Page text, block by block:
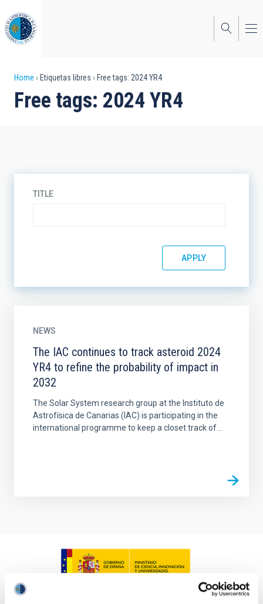
to
main
content
Breadcrumb
Home Etiquetas libres Free tags: 2024 YR4
Free tags: 2024 YR4
TITLE
NEWS
The IAC continues to track asteroid 2024
YR4 to refine the probability of impact in
2032
The Solar System research group at the Instituto de
Astrofísica de Canarias (IAC) is participating in the
international programme to keep a closet track of...